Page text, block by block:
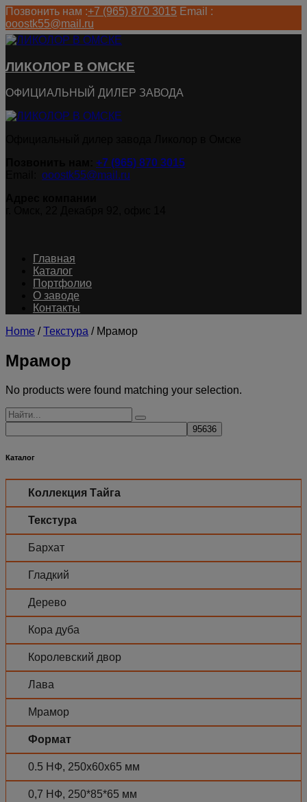
Позвонить нам :+7 (965) 870 3015 Email :
ooostk55@mail.ru
ЛИКОЛОР В ОМСКЕ
ОФИЦИАЛЬНЫЙ ДИЛЕР ЗАВОДА
+7 (965) 870 3015
ooostk55@mail.ru
Главная
Каталог
Портфолио
О заводе
Контакты
Home /Текстура / Мрамор
Мрамор
No products were found matching your selection.
Каталог
Коллекция Тайга
Текстура
Бархат
Гладкий
Дерево
Кора дуба
Королевский двор
Лава
Мрамор
Формат
0.5 НФ, 250х60х65 мм
0,7 НФ, 250*85*65 мм